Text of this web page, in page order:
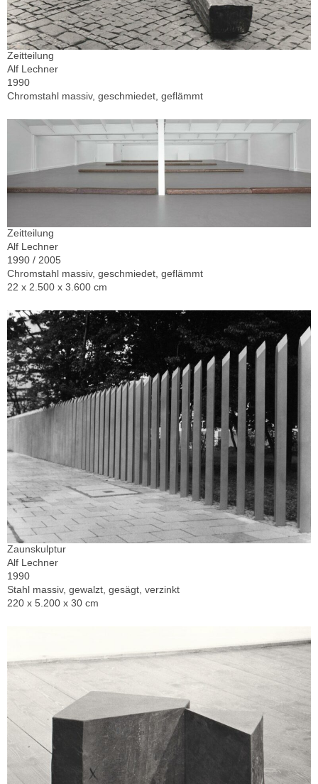
Zeitteilung
Alf Lechner
1990
Chromstahl massiv, geschmiedet, geflämmt
Zeitteilung
Alf Lechner
1990 / 2005
Chromstahl massiv, geschmiedet, geflämmt
22 x 2.500 x 3.600 cm
Zaunskulptur
Alf Lechner
1990
Stahl massiv, gewalzt, gesägt, verzinkt
220 x 5.200 x 30 cm